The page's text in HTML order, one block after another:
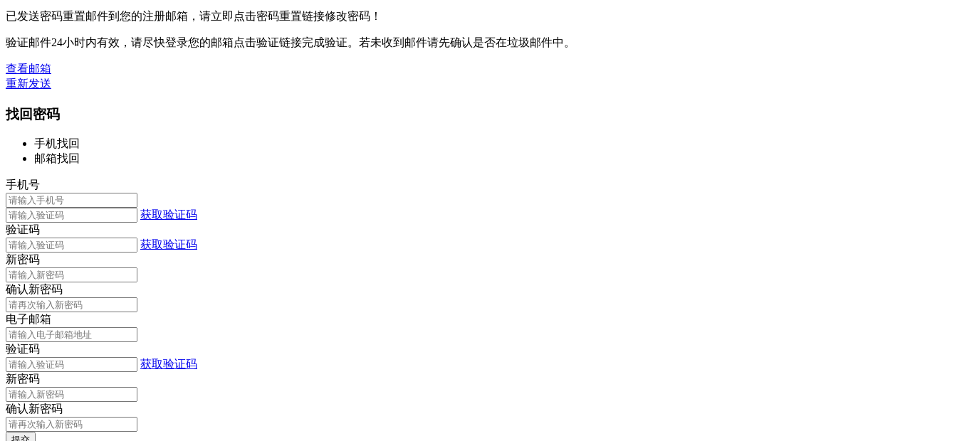
已发送密码重置邮件到您的注册邮箱，请立即点击密码重置链接修改密码！
验证邮件24小时内有效，请尽快登录您的邮箱点击验证链接完成验证。若未收到邮件请先确认是否在垃圾邮件中。
查看邮箱
重新发送
找回密码
手机找回
邮箱找回
手机号
获取验证码
验证码
获取验证码
新密码
确认新密码
电子邮箱
验证码
获取验证码
新密码
确认新密码